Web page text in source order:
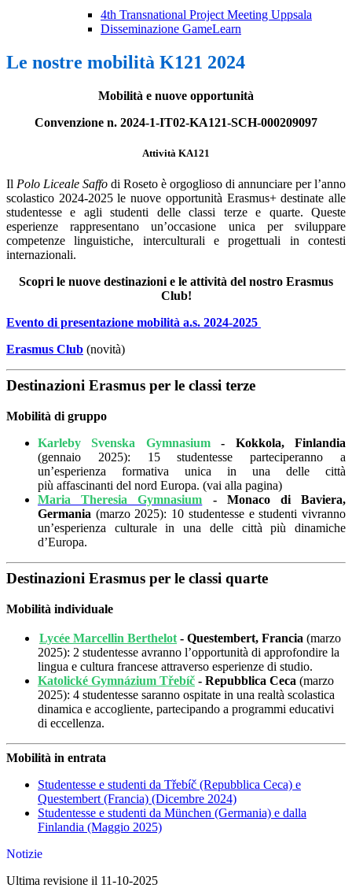
4th Transnational Project Meeting Uppsala
Disseminazione GameLearn
Le nostre mobilità K121 2024
Mobilità e nuove opportunità
Convenzione n. 2024-1-IT02-KA121-SCH-000209097
Attività KA121
Il Polo Liceale Saffo di Roseto è orgoglioso di annunciare per l’anno
scolastico 2024-2025 le nuove opportunità Erasmus+ destinate alle
studentesse e agli studenti delle classi terze e quarte. Queste
esperienze rappresentano un’occasione unica per sviluppare
competenze linguistiche, interculturali e progettuali in contesti
internazionali.
Scopri le nuove destinazioni e le attività del nostro Erasmus
Club!
Evento di presentazione mobilità a.s. 2024-2025
Erasmus Club (novità)
Destinazioni Erasmus per le classi terze
Mobilità di gruppo
Karleby Svenska Gymnasium- Kokkola, Finlandia
(gennaio 2025): 15 studentesse parteciperanno a
un’esperienza formativa unica in una delle città
più affascinanti del nord Europa. (vai alla pagina)
Maria Theresia Gymnasium
-
Monaco di Baviera,
Germania (marzo 2025): 10 studentesse e studenti vivranno
un’esperienza culturale in una delle città più dinamiche
d’Europa.
Destinazioni Erasmus per le classi quarte
Mobilità individuale
Lycée Marcellin Berthelot - Questembert, Francia (marzo
2025): 2 studentesse avranno l’opportunità di approfondire la
lingua e cultura francese attraverso esperienze di studio.
Katolické Gymnázium Třebíč - Repubblica Ceca (marzo
2025): 4 studentesse saranno ospitate in una realtà scolastica
dinamica e accogliente, partecipando a programmi educativi
di eccellenza.
Mobilità in entrata
Studentesse e studenti da Třebíč (Repubblica Ceca) e
Questembert (Francia) (Dicembre 2024)
Studentesse e studenti da München (Germania) e dalla
Finlandia (Maggio 2025)
Notizie
Ultima revisione il 11-10-2025